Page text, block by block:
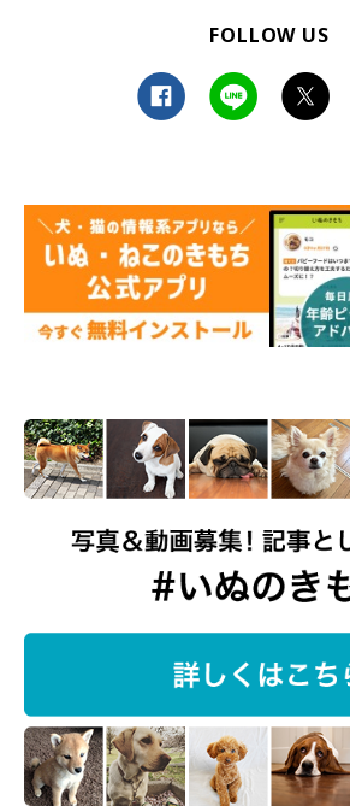
FOLLOW US